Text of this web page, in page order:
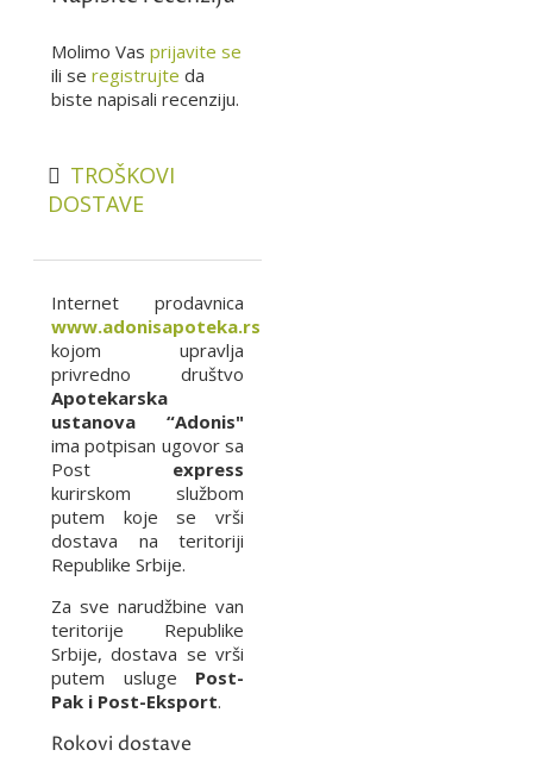
Molimo Vas prijavite se
ili se registrujte da
biste napisali recenziju.
TROŠKOVI
DOSTAVE
Internet prodavnica
www.adonisapoteka.rs
kojom upravlja
privredno društvo
Apotekarska
ustanova “Adonis"
ima potpisan ugovor sa
Post express
kurirskom službom
putem koje se vrši
dostava na teritoriji
Republike Srbije.
Za sve narudžbine van
teritorije Republike
Srbije, dostava se vrši
putem usluge Post-
Pak i Post-Eksport.
Rokovi dostave